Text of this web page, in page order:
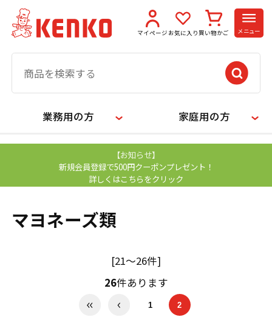
マイページ お気に入り 買い物かご メニュー
業務用の方 家庭用の方
【お知らせ】
新規会員登録で500円クーポンプレゼント！
詳しくはこちらをクリック
マヨネーズ類
[21～26件]
26件あります
1 2